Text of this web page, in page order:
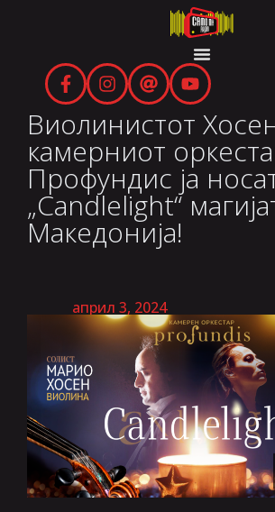
Виолинистот
камерниот
Профундис ја
„Candlelight“
Македонија!
април 3, 2024